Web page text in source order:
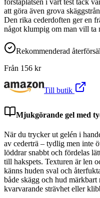
att göra även grova
Den rika cederdoften ger en
något klumpig om man vill ta
Rekommenderad
Från 156 kr
Till butik
Mjukgörande gel med
När du trycker ut gelén i
av cederträ – tydlig men inte
löddrar snabbt och fördelas
till hakspets. Texturen är len
känns huden sval och
både skägg och hud
kvarvarande strävhet eller